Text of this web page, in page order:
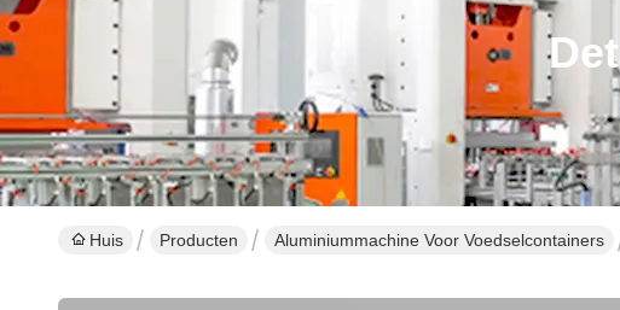
Huis Producten Aluminiummachine Voor Voedselcontainers